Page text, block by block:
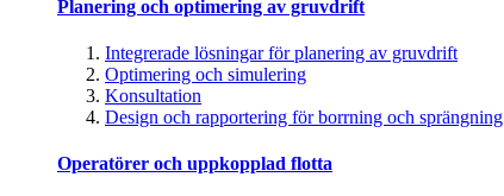
Planering och optimering av gruvdrift
Integrerade lösningar för planering av gruvdrift
Optimering och simulering
Konsultation
Design och rapportering för borrning och sprängning
Operatörer och uppkopplad flotta